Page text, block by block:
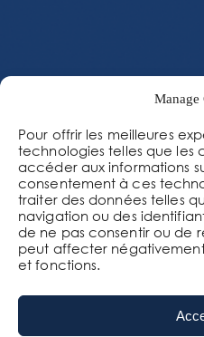
Manage
Pour offrir les meilleures
technologies telles que les
accéder aux informations
consentement à ces
traiter des données telles
navigation ou des
de ne pas consentir ou de
peut affecter
et fonctions.